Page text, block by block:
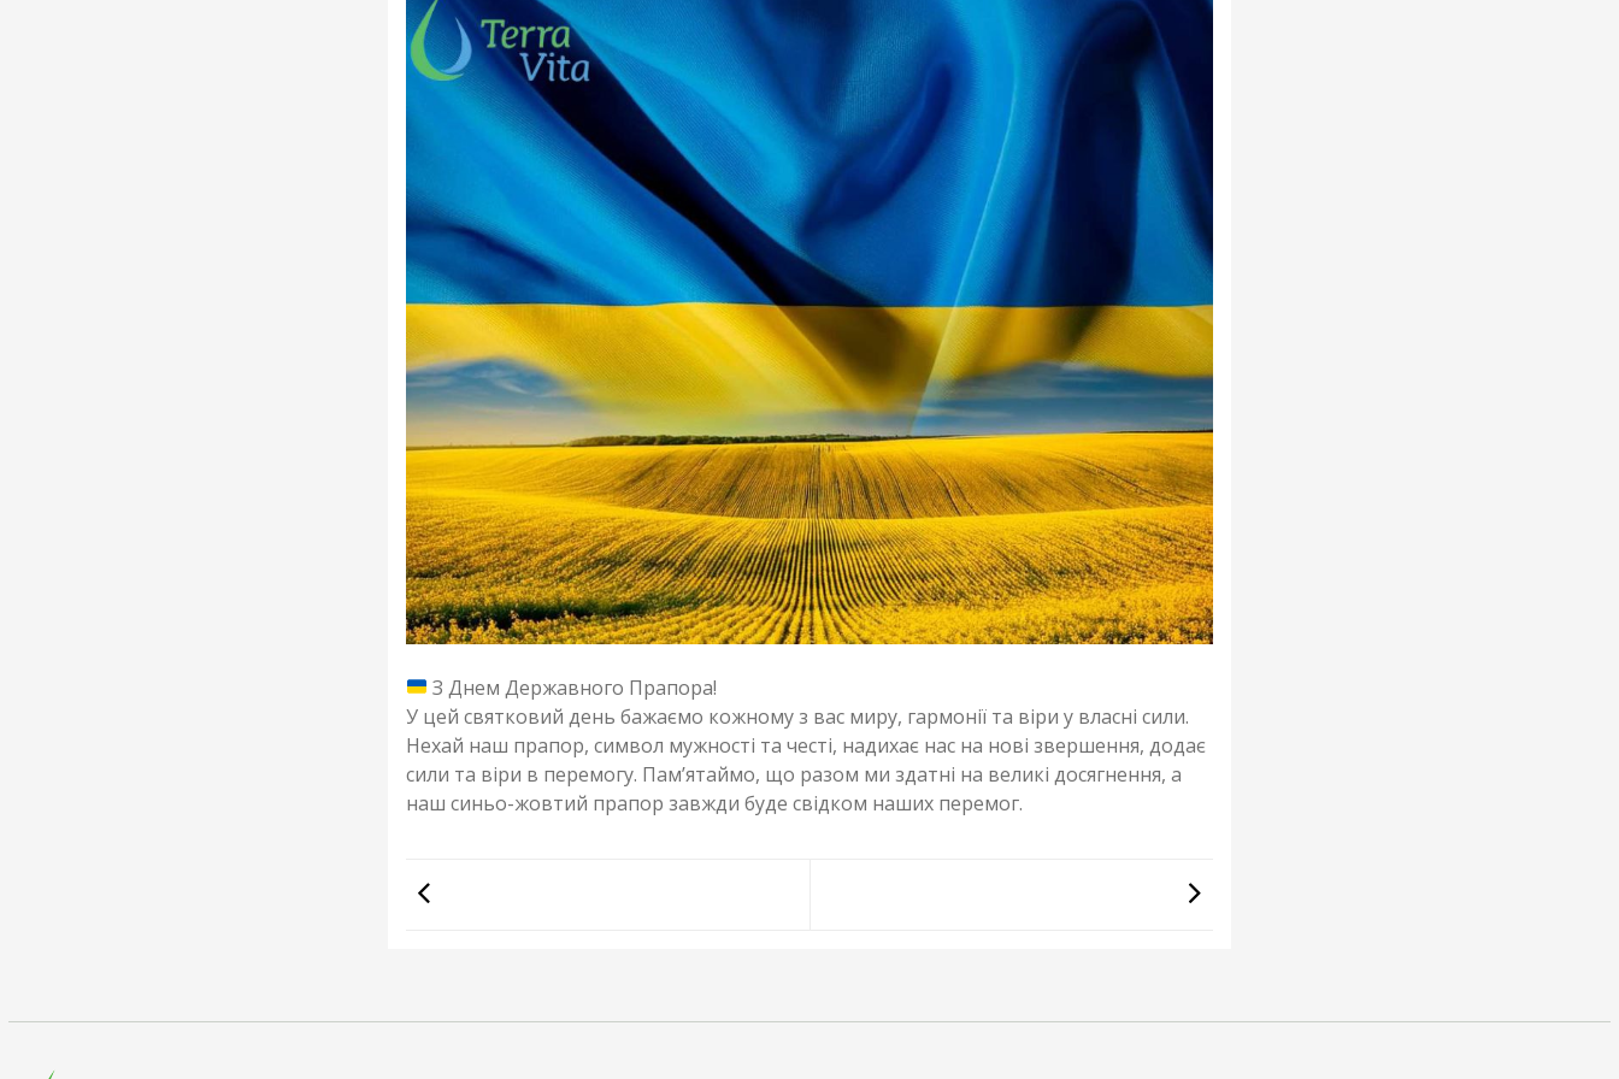
З Днем Державного Прапора!
У цей святковий день бажаємо кожному з вас миру, гармонії та віри у власні сили.
Нехай наш прапор, символ мужності та честі, надихає нас на нові звершення, додає
сили та віри в перемогу. Пам’ятаймо, що разом ми здатні на великі досягнення, а
наш синьо-жовтий прапор завжди буде свідком наших перемог.